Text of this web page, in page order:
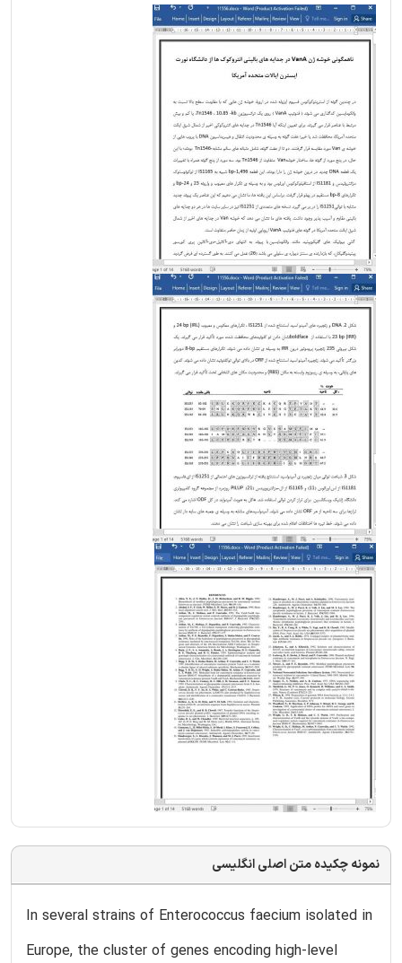
نمونه چکیده متن اصلی انگلیسی
In several strains of Enterococcus faecium isolated in
Europe, the cluster of genes encoding high-level